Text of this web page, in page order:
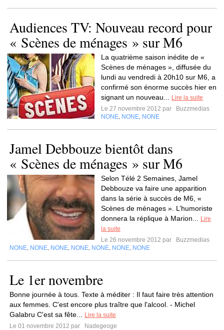
Audiences TV: Nouveau record pour
« Scènes de ménages » sur M6
La quatrième saison inédite de «
Scènes de ménages », diffusée du
lundi au vendredi à 20h10 sur M6, a
confirmé son énorme succès hier en
signant un nouveau...
Lire la suite
Le 27 novembre 2012 par
Buzzmedias
NONE NONE NONE
Jamel Debbouze bientôt dans
« Scènes de ménages » sur M6
Selon Télé 2 Semaines, Jamel
Debbouze va faire une apparition
dans la série à succès de M6, «
Scènes de ménages ». L’humoriste
donnera la réplique à Marion...
Lire
la suite
Le 26 novembre 2012 par
Buzzmedias
NONE NONE NONE NONE NONE NONE NONE
Le 1er novembre
Bonne journée à tous. Texte à méditer : Il faut faire très attention
aux femmes. C'est encore plus traître que l'alcool. - Michel
Galabru C'est sa fête...
Lire la suite
Le 01 novembre 2012 par
Nadegeoge